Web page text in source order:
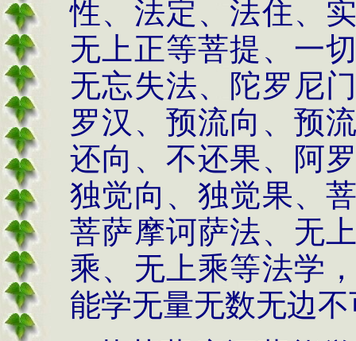
性、法定、法住、
无上正等菩提、一
无忘失法、陀罗尼
罗汉、预流向、预
还向、不还果、阿
独觉向、独觉果、
菩萨摩诃萨法、无
乘、无上乘等法学
能学无量无数无边